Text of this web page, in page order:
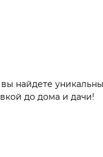
найдете
до дома и дачи!